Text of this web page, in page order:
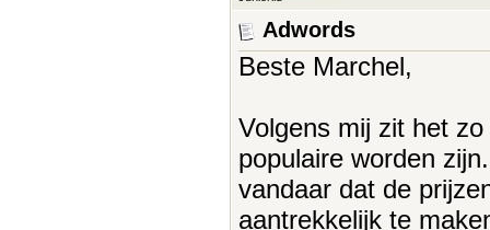
Adwords
Beste Marchel,
Volgens mij zit het
populaire worden
vandaar dat de
aantrekkelijk te